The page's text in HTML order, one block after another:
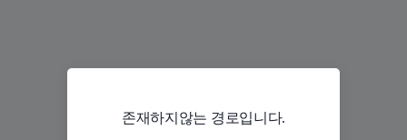
존재하지않는 경로입니다.